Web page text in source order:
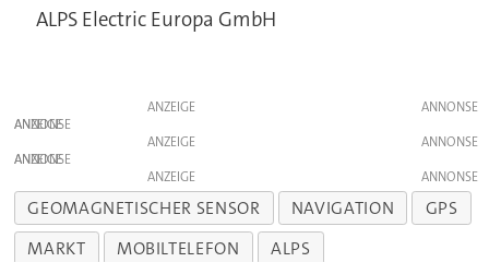
ALPS Electric Europa GmbH
ANZEIGE
ANZEIGE
ANZEIGE
ANZEIGE
ANZEIGE
GEOMAGNETISCHER SENSOR NAVIGATION
GPS
MARKT
MOBILTELEFON ALPS